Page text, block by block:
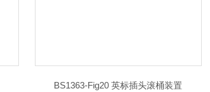
BS1363-Fig20 英标插头滚桶装置